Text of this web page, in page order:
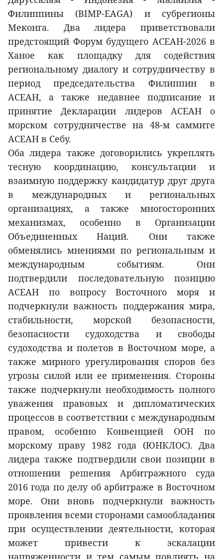
Филиппины (BIMP-EAGA) и субрегионы
Меконга. Два лидера приветствовали
предстоящий Форум будущего АСЕАН-2026 в
Ханое как площадку для содействия
региональному диалогу и сотрудничеству в
период председательства Филиппин в
АСЕАН, а также недавнее подписание и
принятие Декларации лидеров АСЕАН о
морском сотрудничестве на 48-м саммите
АСЕАН в Себу.
Оба лидера также договорились укреплять
тесную координацию, консультации и
взаимную поддержку кандидатур друг друга
в международных и региональных
организациях, а также многосторонних
механизмах, особенно в Организации
Объединенных Наций. Они также
обменялись мнениями по региональным и
международным событиям. Они
подтвердили последовательную позицию
АСЕАН по вопросу Восточного моря и
подчеркнули важность поддержания мира,
стабильности, морской безопасности,
безопасности судоходства и свободы
судоходства и полетов в Восточном море, а
также мирного урегулирования споров без
угрозы силой или ее применения. Стороны
также подчеркнули необходимость полного
уважения правовых и дипломатических
процессов в соответствии с международным
правом, особенно Конвенцией ООН по
морскому праву 1982 года (ЮНКЛОС). Два
лидера также подтвердили свои позиции в
отношении решения Арбитражного суда
2016 года по делу об арбитраже в Восточном
море. Они вновь подчеркнули важность
проявления всеми сторонами самообладания
при осуществлении деятельности, которая
может привести к эскалации
напряженности и тем самым повлиять на